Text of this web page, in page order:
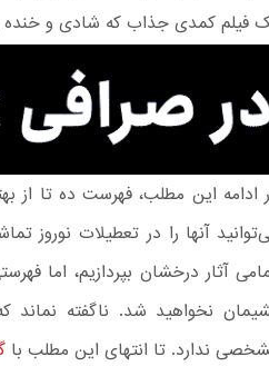
فیلم کمدی جذاب که شادی و خنده
ادامه این مطلب، فهرست ده تا از
آنها را در تعطیلات نوروز
آثار درخشان بپردازیم، اما
نخواهید شد. ناگفته نماند
ندارد. تا انتهای این مطلب با